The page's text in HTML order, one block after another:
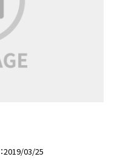
2019/03/25